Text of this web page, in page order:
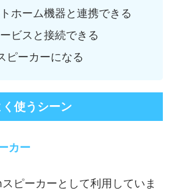
ホーム機器と連携できる
ビスと接続できる
ピーカーになる
使うシーン
カー
ピーカーとして利用していま